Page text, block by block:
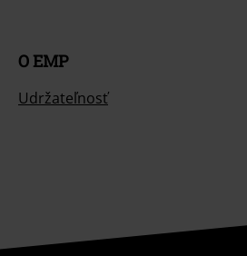
O EMP
Udržateľnosť